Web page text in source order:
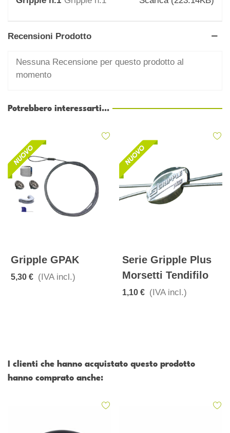
Recensioni Prodotto
Nessuna Recensione per questo prodotto al
momento
Potrebbero interessarti...
Gripple GPAK
5,30 € (IVA incl.)
Serie Gripple Plus
Morsetti Tendifilo
1,10 € (IVA incl.)
I clienti che hanno acquistato questo prodotto
hanno comprato anche: